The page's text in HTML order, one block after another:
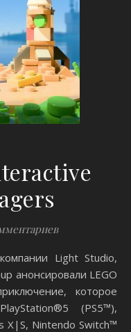
анонсировали LEGO
которое
(PS5™),
X|S, Nintendo Switch™